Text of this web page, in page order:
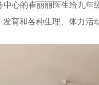
的崔丽丽医生给九年
和各种生理、体力活